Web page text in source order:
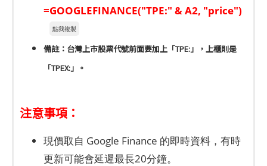
=GOOGLEFINANCE("TPE:" & A2, "price")
點我複製
備註：台灣上市股票代號前面要加上「TPE:」，上櫃則是
「TPEX:」。
注意事項：
現價取自 Google Finance 的即時資料，有時
更新可能會延遲最長20分鐘。